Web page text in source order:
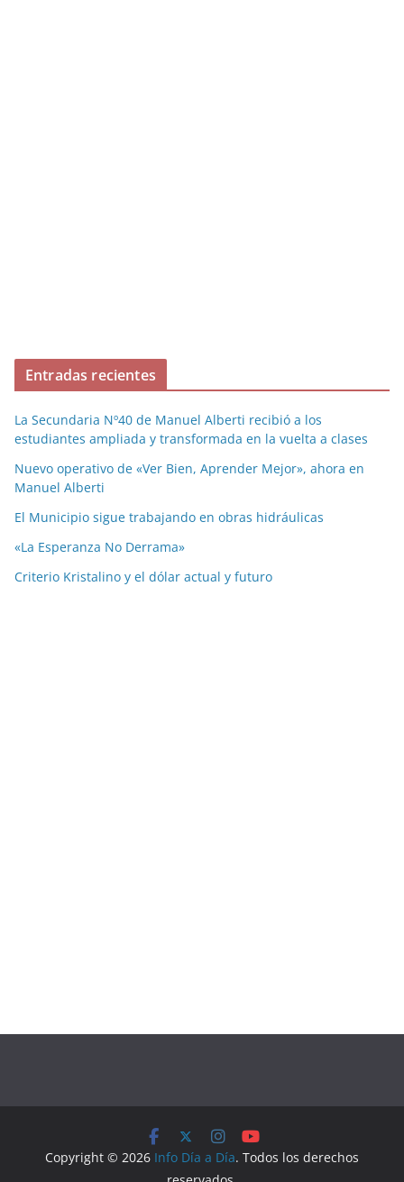
Entradas recientes
La Secundaria Nº40 de Manuel Alberti recibió a los
estudiantes ampliada y transformada en la vuelta a clases
Nuevo operativo de «Ver Bien, Aprender Mejor», ahora en
Manuel Alberti
El Municipio sigue trabajando en obras hidráulicas
«La Esperanza No Derrama»
Criterio Kristalino y el dólar actual y futuro
Copyright © 2026 Info Día a Día. Todos los derechos